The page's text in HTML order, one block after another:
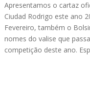
Apresentamos o cartaz
Ciudad Rodrigo este ano
Fevereiro, também o
nomes do valise que
competição deste ano.